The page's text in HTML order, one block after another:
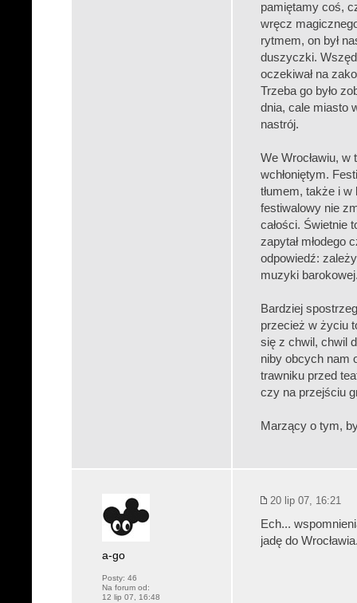
pamiętamy coś,
wręcz
rytmem, on był
duszyczki.
oczekiwał na
Trzeba go było
dnia, cale miasto
nastrój.
We Wrocławiu,
wchłoniętym.
tłumem, także i
festiwalowy nie
całości. Świetnie
zapytał młodego
odpowiedź:
muzyki
Bardziej
przecież w życiu
się z chwil, chwil
niby obcych nam
trawniku przed
czy na przejściu
Marzący o tym,
a-go
Posty: 46
Na forum od:
12 lip 07, 16:48
20 lip 07, 16:21
Ech...
jadę do